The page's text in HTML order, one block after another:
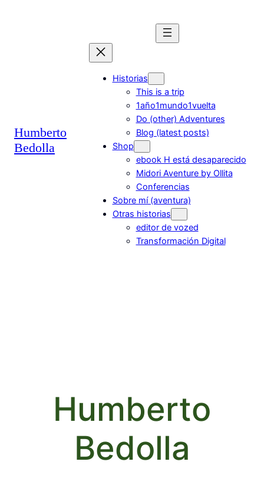
Humberto
Bedolla
Historias
This is a trip
1año1mundo1vuelta
Do (other) Adventures
Blog (latest posts)
Shop
ebook H está desaparecido
Midori Aventure by Ollita
Conferencias
Sobre mí (aventura)
Otras historias
editor de vozed
Transformación Digital
Humberto
Bedolla